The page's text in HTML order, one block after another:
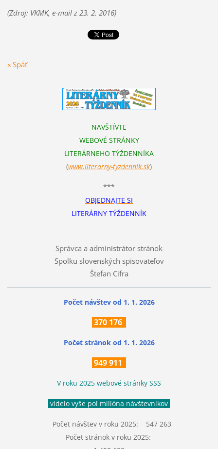
(Zdroj: VKMK, e-mail z 23. 2. 2016)
« Späť
NAVŠTÍVTE
WEBOVÉ STRÁNKY
LITERÁRNEHO TÝŽDENNÍKA
(www.literarny-tyzdennik.sk)
***
OBJEDNAJTE SI
LITERÁRNY TÝŽDENNÍK
Správca a administrátor stránok
Spolku slovenských spisovateľov
Štefan Cifra
Počet návštev od 1. 1. 2026
370 176
Počet stránok od 1. 1. 2026
949 911
V roku 2025 webové stránky SSS
videlo vyše pol milióna návštevníkov
Počet návštev v roku 2025: 547 263
Počet stránok v roku 2025: